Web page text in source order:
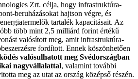
Zrt. célja, hogy infrastruktúra-
beruházásokat hajtson végre, és
tartalék kapacitásait. Az
több mint 2,5 milliárd forint értékű
valósított meg, amit infrastruktúra-
fordított. Ennek köszönhetően
valósulhatott meg Svédországban
nagyvállalattal, valamint további
meg az utat az ország középső részén.